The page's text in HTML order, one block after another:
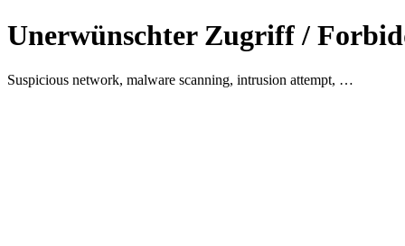
Unerwünschter Zugriff /
Suspicious network, malware scanning, intrusion attempt, …